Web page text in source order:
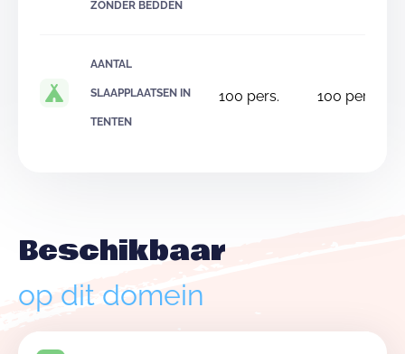
ZONDER BEDDEN
AANTAL
SLAAPPLAATSEN IN
TENTEN
100 pers. 100 pers.
Beschikbaar
op dit domein